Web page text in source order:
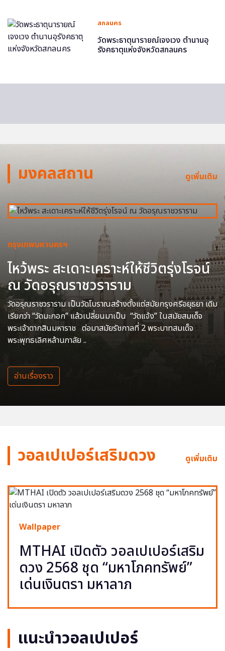
สกลนคร
วัดพระธาตุนารายณ์เจงเวง ตำนานอุ
รังคธาตุแห่งจังหวัดสกลนคร
มงคลสถาน ดูเพิ่มเติม
กรุงเทพมหานครฯ
ไหว้พระ สะเดาะเคราะห์ให้ชีวิตรุ่งโรจน์
ณ วัดอรุณราชวราราม
วัดอรุณราชวราราม เป็นวัดโบราณสร้างตั้งแต่สมัยกรุงศรีอยุธยา เดิม
เรียกว่า “วัดมะกอก” แล้วเปลี่ยนมาเป็น “วัดแจ้ง” ในสมัยสมเด็จ
พระเจ้าตากสินมหาราช ต่อมาสมัยรัชกาลที่ 2 พระบาทสมเด็จ
พระพุทธเลิศหล้านภาลัย ..
อ่านเรื่องราว
วอลเปเปอร์เสริมดวง ดูเพิ่มเติม
Wallpaper
MTHAI เปิดตัว วอลเปเปอร์เสริม
ดวง 2568 ชุด “มหาโภคทรัพย์”
เด่นเงินตรา มหาลาภ
แนะนำวอลเปเปอร์